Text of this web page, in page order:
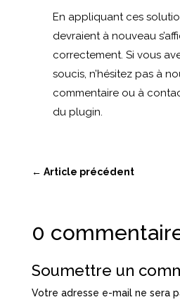
En appliquant ces
devraient à nouveau
correctement. Si vous
soucis, n’hésitez pas à
commentaire ou à
du plugin.
← Article précédent
0
Soumettre un
Votre adresse e-mail ne sera